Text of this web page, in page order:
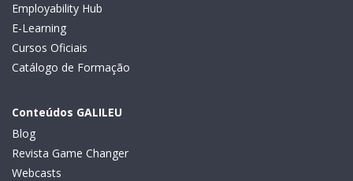
Employability Hub
E-Learning
Cursos Oficiais
Catálogo de Formação
Conteúdos GALILEU
Blog
Revista Game Changer
Webcasts